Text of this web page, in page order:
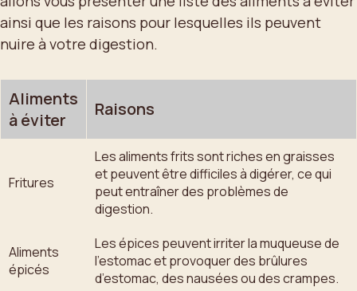
ainsi que les raisons pour lesquelles ils peuvent
nuire à votre digestion.
Aliments
à éviter
Raisons
Fritures
Les aliments frits sont riches en graisses
et peuvent être difficiles à digérer, ce qui
peut entraîner des problèmes de
digestion.
Aliments
épicés
Les épices peuvent irriter la muqueuse de
l’estomac et provoquer des brûlures
d’estomac, des nausées ou des crampes.